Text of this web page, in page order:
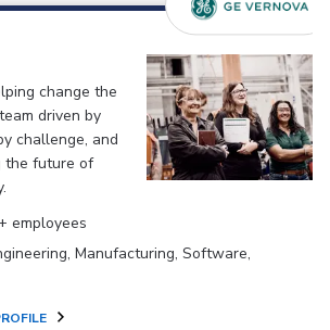
change the
driven by
challenge, and
the future of
employees
Manufacturing, Software,